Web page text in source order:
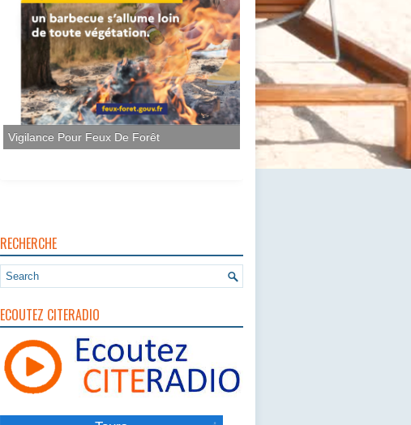
Vigilance Pour Feux De Forêt
RECHERCHE
ECOUTEZ CITERADIO